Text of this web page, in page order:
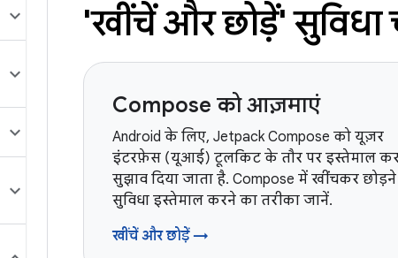
'खींचें और छोड़ें' सुविधा
Compose को आज़माएं
Android के लिए, Jetpack Compose को यूज़र
इंटरफ़ेस (यूआई) टूलकिट के तौर पर इस्तेमाल
सुझाव दिया जाता है. Compose में खींचकर
सुविधा इस्तेमाल करने का तरीका जानें.
खींचें और छोड़ें →